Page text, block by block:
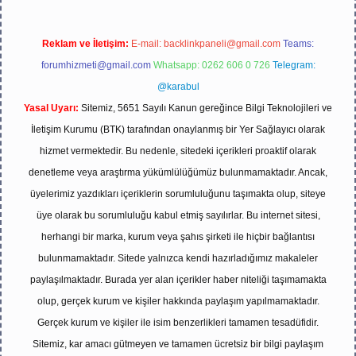
Reklam ve İletişim: E-mail: backlinkpaneli@gmail.com Teams:
forumhizmeti@gmail.com Whatsapp: 0262 606 0 726 Telegram:
@karabul
Yasal Uyarı: Sitemiz, 5651 Sayılı Kanun gereğince Bilgi Teknolojileri ve
İletişim Kurumu (BTK) tarafından onaylanmış bir Yer Sağlayıcı olarak
hizmet vermektedir. Bu nedenle, sitedeki içerikleri proaktif olarak
denetleme veya araştırma yükümlülüğümüz bulunmamaktadır. Ancak,
üyelerimiz yazdıkları içeriklerin sorumluluğunu taşımakta olup, siteye
üye olarak bu sorumluluğu kabul etmiş sayılırlar. Bu internet sitesi,
herhangi bir marka, kurum veya şahıs şirketi ile hiçbir bağlantısı
bulunmamaktadır. Sitede yalnızca kendi hazırladığımız makaleler
paylaşılmaktadır. Burada yer alan içerikler haber niteliği taşımamakta
olup, gerçek kurum ve kişiler hakkında paylaşım yapılmamaktadır.
Gerçek kurum ve kişiler ile isim benzerlikleri tamamen tesadüfidir.
Sitemiz, kar amacı gütmeyen ve tamamen ücretsiz bir bilgi paylaşım